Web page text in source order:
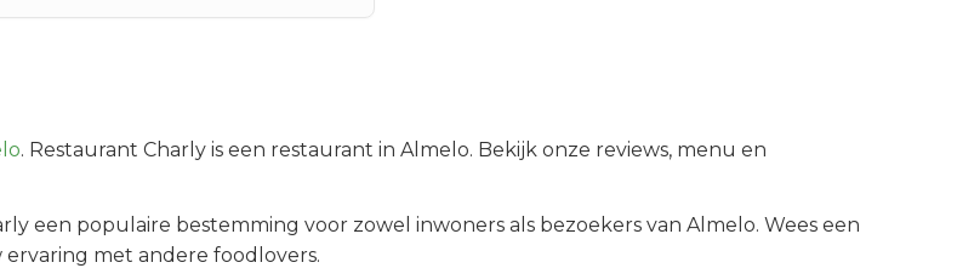
. Restaurant Charly is een restaurant in Almelo. Bekijk onze reviews, menu en
een populaire bestemming voor zowel inwoners als bezoekers van Almelo. Wees een
met andere foodlovers.